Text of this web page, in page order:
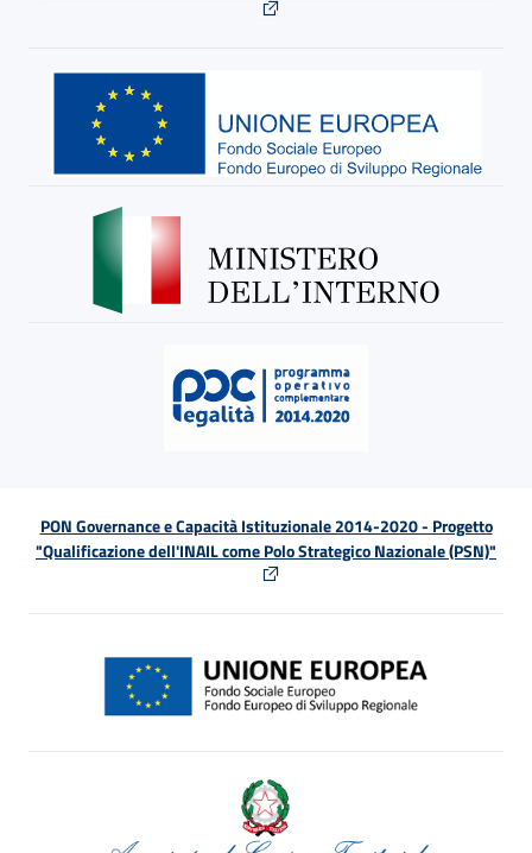
PON Governance e Capacità Istituzionale 2014-2020 - Progetto
"Qualificazione dell'INAIL come Polo Strategico Nazionale (PSN)"